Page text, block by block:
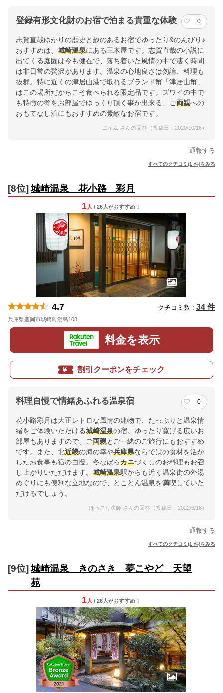
登録有形文化財のお宿で泊まる貴重な体験 0
志賀直哉ゆかりの歴史と趣のあるお宿でゆったり&のんびり♪
おすすめは、 城崎温泉にある三木屋です。志賀直哉の小説に
出てくる庭園は今も健在で、落ち着いた風情の中で凄く時間
は非日常の贅沢があります。温泉の心地良さは勿論、料理も
抜群。特に近くの津居山港で取れるブランド蟹「津居山蟹」
はこの場所だからこそ食べられる限定品です。ズワイの中で
も特徴の蟹をお部屋でゆっくり頂く事が出来る、ご両親への
おもてなし泊にもおすすめの素敵なお宿です。
エイム さんの回答（投稿日：2020/10/16）
通報する
すべてのクチコミ(1 件)をみる
[8位] 城崎温泉 花小路 彩月
1 人 / 26人がおすすめ！
4.7 クチコミ数 : 34 件
兵庫県豊岡市城崎町湯島108
料金を表示
割引クーポンをチェック
料理自慢で情緒あふれる温泉宿 0
花小路彩月は大正レトロな風情の建物で、たっぷりと温泉情
緒をご体験いただける城崎温泉の宿。ゆったり寛げる広いお
部屋もありますので、ご両親とご一緒のご旅行にもおすすめ
です。また、北近畿の海の幸や兵庫県ならではの食材を活か
したお食事も宿の自慢。冬なばらカニづくしのお料理もお召
し上がりいただけます。 城崎温泉駅からも近く温泉街の外湯
めぐりにも便利な立地なので、とことん温泉を満喫していた
だけるでしょう。
ほっこり法師 さんの回答（投稿日：2022/6/16）
通報する
すべてのクチコミ(1 件)をみる
[9位] 城崎温泉 きのさき 夢こやど 天望
苑
1 人 / 26人がおすすめ！